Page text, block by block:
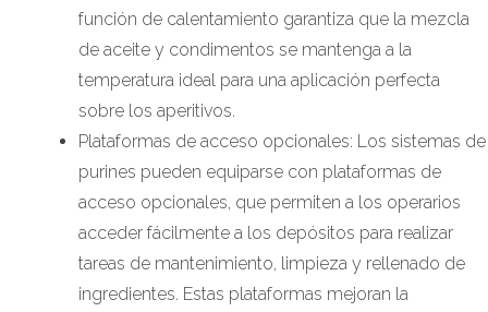
función de calentamiento garantiza que la mezcla
de aceite y condimentos se mantenga a la
temperatura ideal para una aplicación perfecta
sobre los aperitivos.
Plataformas de acceso opcionales: Los sistemas de
purines pueden equiparse con plataformas de
acceso opcionales, que permiten a los operarios
acceder fácilmente a los depósitos para realizar
tareas de mantenimiento, limpieza y rellenado de
ingredientes. Estas plataformas mejoran la